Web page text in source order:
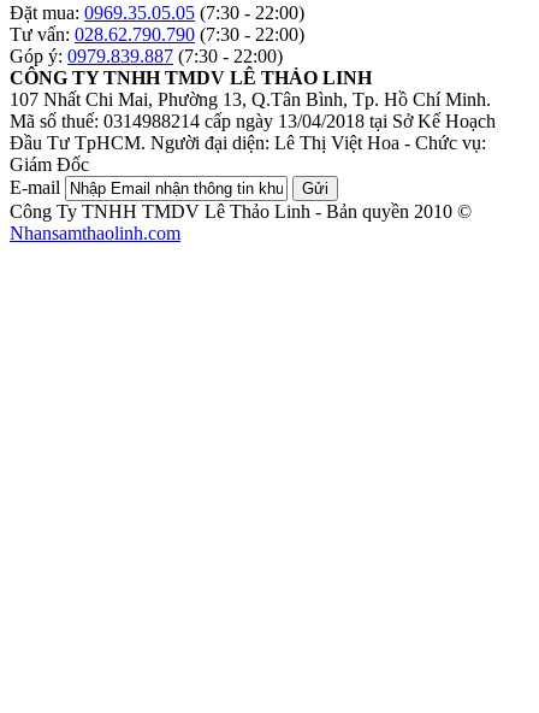
Đặt mua: 0969.35.05.05 (7:30 - 22:00)
Tư vấn: 028.62.790.790 (7:30 - 22:00)
Góp ý: 0979.839.887 (7:30 - 22:00)
CÔNG TY TNHH TMDV LÊ THẢO LINH
107 Nhất Chi Mai, Phường 13, Q.Tân Bình, Tp. Hồ Chí Minh.
Mã số thuế: 0314988214 cấp ngày 13/04/2018 tại Sở Kế Hoạch
Đầu Tư TpHCM. Người đại diện: Lê Thị Việt Hoa - Chức vụ:
Giám Đốc
E-mail
Gửi
Công Ty TNHH TMDV Lê Thảo Linh - Bản quyền 2010 ©
Nhansamthaolinh.com